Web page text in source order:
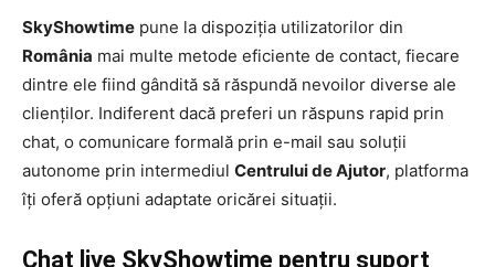
SkyShowtime pune la dispoziția utilizatorilor din
România mai multe metode eficiente de contact, fiecare
dintre ele fiind gândită să răspundă nevoilor diverse ale
clienților. Indiferent dacă preferi un răspuns rapid prin
chat, o comunicare formală prin e-mail sau soluții
autonome prin intermediul Centrului de Ajutor, platforma
îți oferă opțiuni adaptate oricărei situații.
Chat live SkyShowtime pentru suport